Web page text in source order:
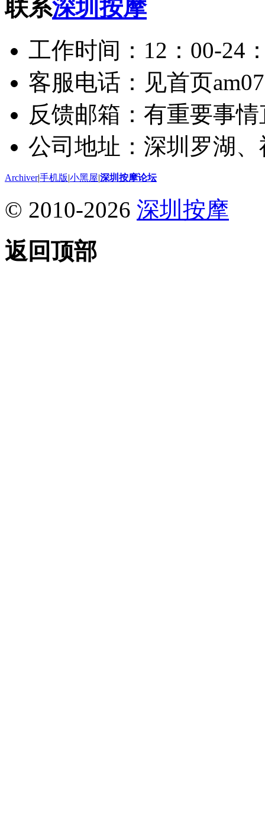
联系深圳按摩
工作时间：12：00-24
客服电话：见首页
反馈邮箱：有重要事
公司地址：深圳罗湖
Archiver|手机版|小黑屋|深圳按摩论坛
© 2010-2026 深圳按摩
返回顶部